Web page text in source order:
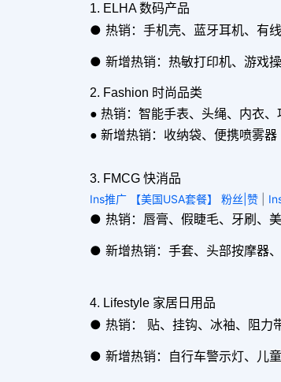
1. ELHA 数码产品
● 热销：手机壳、蓝牙耳机、有
● 新增热销：热敏打印机、游戏
2. Fashion 时尚品类
● 热销：智能手表、头绳、内衣、
● 新增热销：收纳袋、便携喷雾器
3. FMCG 快消品
Ins推广 【美国USA套餐】 粉丝|赞
● 热销：唇膏、假睫毛、牙刷、
● 新增热销：手套、头部按摩器
4. Lifestyle 家居日用品
● 热销： 贴、挂钩、冰袖、阻力
● 新增热销：自行车警示灯、儿